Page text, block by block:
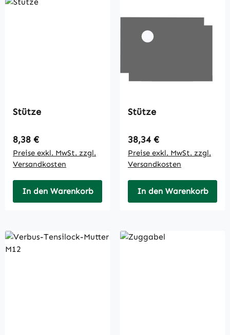
Stütze
Regulärer Preis:
8,38 €
Preise exkl. MwSt. zzgl.
Versandkosten
In den Warenkorb
Stütze
Regulärer Preis:
38,34 €
Preise exkl. MwSt. zzgl.
Versandkosten
In den Warenkorb